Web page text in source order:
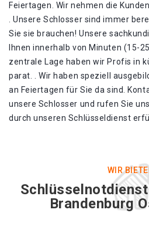
Feiertagen. Wir nehmen die
. Unsere Schlosser sind immer
Sie sie brauchen! Unsere
Ihnen innerhalb von Minuten (15-
zentrale Lage haben wir Profis in
parat. . Wir haben speziell
an Feiertagen für Sie da sind.
unsere Schlosser und rufen Sie
durch unseren Schlüsseldienst
WIR
Brandenburg